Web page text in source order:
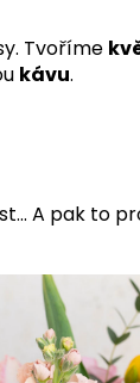
Tvoříme
kávu.
A pak to